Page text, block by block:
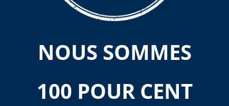
NOUS SOMMES
100 POUR CENT